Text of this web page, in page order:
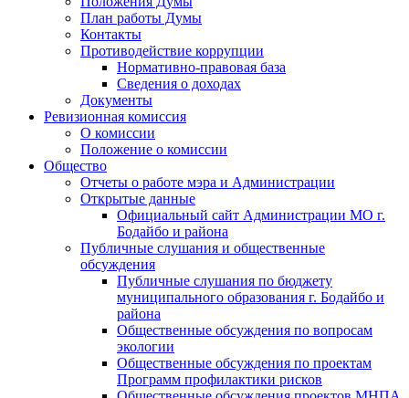
План работы Думы
Контакты
Противодействие коррупции
Нормативно-правовая база
Сведения о доходах
Документы
Ревизионная комиссия
О комиссии
Положение о комиссии
Общество
Отчеты о работе мэра и Администрации
Открытые данные
Официальный сайт Администрации МО г.
Бодайбо и района
Публичные слушания и общественные
обсуждения
Публичные слушания по бюджету
муниципального образования г. Бодайбо и
района
Общественные обсуждения по вопросам
экологии
Общественные обсуждения по проектам
Программ профилактики рисков